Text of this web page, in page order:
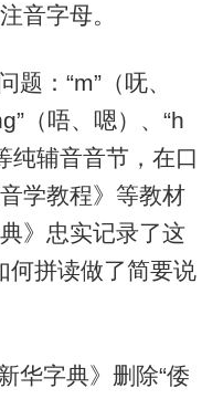
音字母。
：“m”（呒、
（唔、嗯）、“h
纯辅音音节，在口
学教程》等教材
》忠实记录了这
何拼读做了简要说
字典》删除“倭